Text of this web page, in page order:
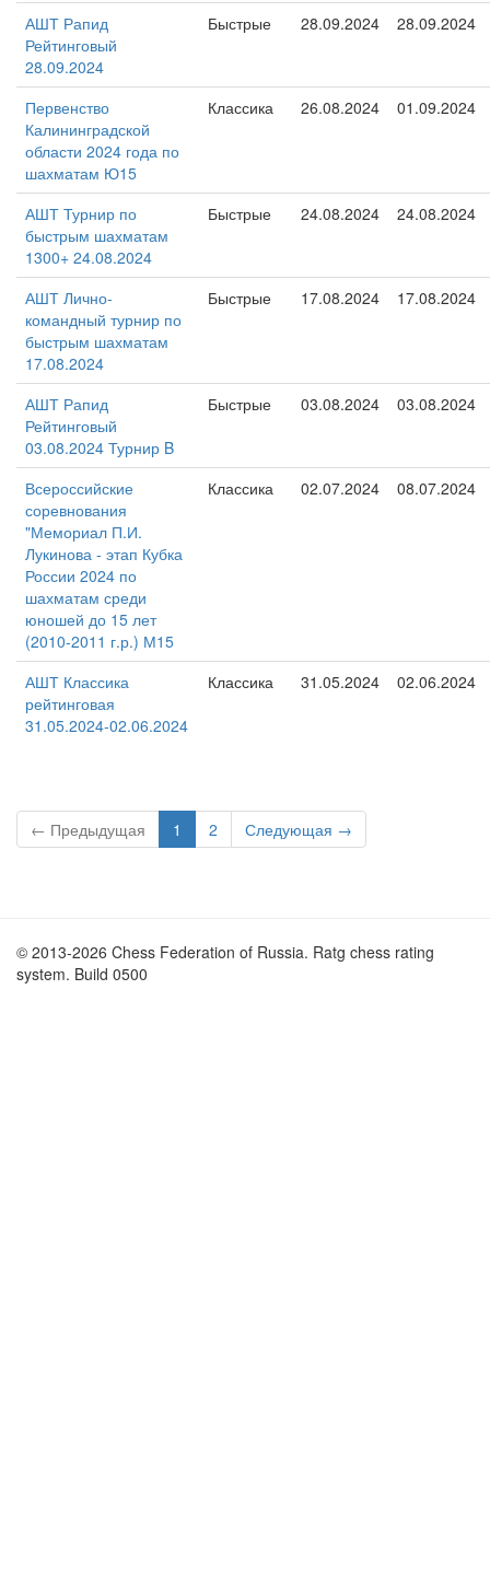
АШТ Рапид
Рейтинговый
28.09.2024
Быстрые 28.09.2024 28.09.2024
Первенство
Калининградской
области 2024 года по
шахматам Ю15
Классика 26.08.2024 01.09.2024
АШТ Турнир по
быстрым шахматам
1300+ 24.08.2024
Быстрые 24.08.2024 24.08.2024
АШТ Лично-
командный турнир по
быстрым шахматам
17.08.2024
Быстрые 17.08.2024 17.08.2024
АШТ Рапид
Рейтинговый
03.08.2024 Турнир B
Быстрые 03.08.2024 03.08.2024
Всероссийские
соревнования
"Мемориал П.И.
Лукинова - этап Кубка
России 2024 по
шахматам среди
юношей до 15 лет
(2010-2011 г.р.) М15
Классика 02.07.2024 08.07.2024
АШТ Классика
рейтинговая
31.05.2024-02.06.2024
Классика 31.05.2024 02.06.2024
← Предыдущая 1 2 Следующая →
© 2013-2026 Chess Federation of Russia. Ratg chess rating
system. Build 0500